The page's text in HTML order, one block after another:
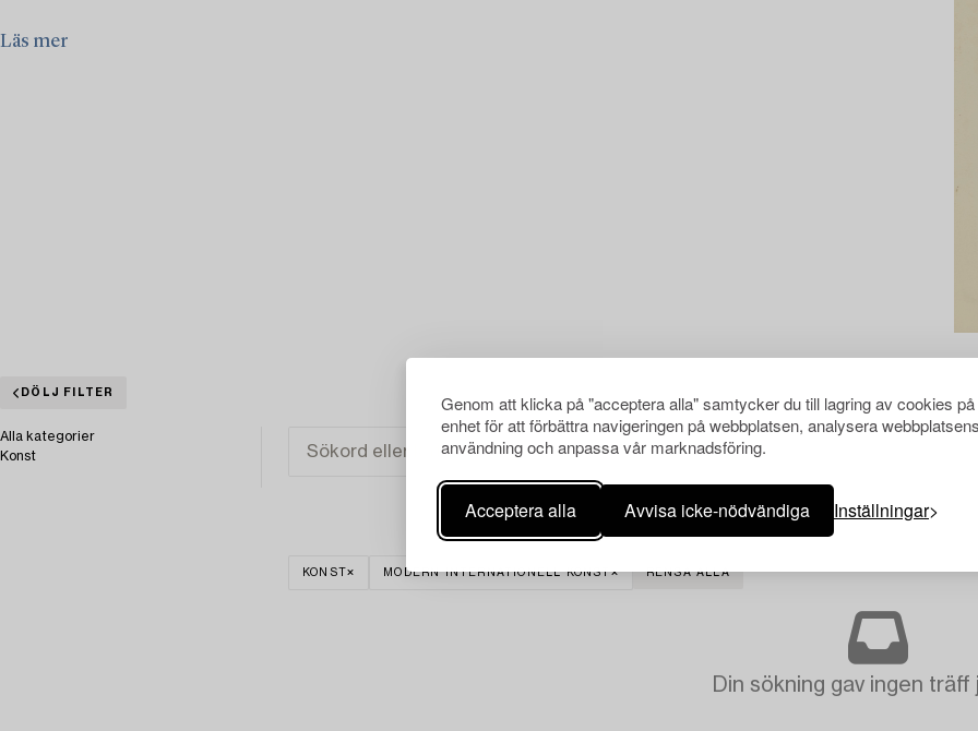
Genom att klicka på "acceptera alla" samtycker du till lagring av cookies
enhet för att förbättra navigeringen på webbplatsen, analysera
användning och anpassa vår marknadsföring.
Acceptera alla Avvisa icke-nödvändiga Inställningar
Läs mer
DÖLJ FILTER
Alla kategorier
Konst
KONST MODERN INTERNATIONELL KONST RENSA ALLA
Din sökning gav ingen träff